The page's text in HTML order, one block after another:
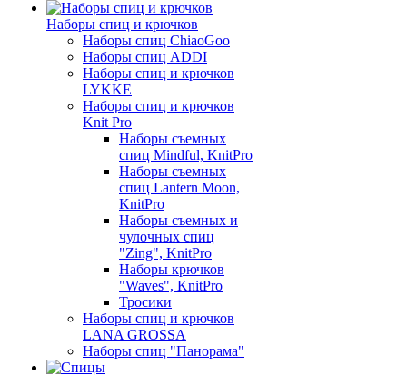
Наборы спиц и крючков
Наборы спиц ChiaoGoo
Наборы спиц ADDI
Наборы спиц и крючков
LYKKE
Наборы спиц и крючков
Knit Pro
Наборы съемных
спиц Mindful, KnitPro
Наборы съемных
спиц Lantern Moon,
KnitPro
Наборы съемных и
чулочных спиц
"Zing", KnitPro
Наборы крючков
"Waves", KnitPro
Тросики
Наборы спиц и крючков
LANA GROSSA
Наборы спиц "Панорама"